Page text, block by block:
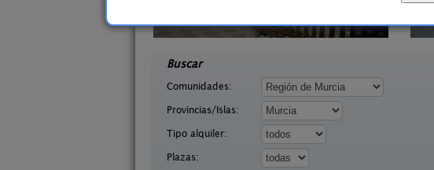
17 €
Buscar
Comunidades:
Provincias/Islas:
Tipo alquiler:
Plazas: